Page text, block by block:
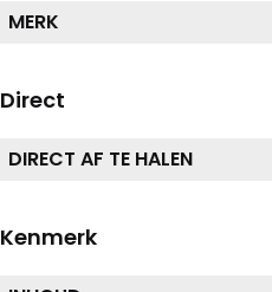
MERK
Direct
DIRECT AF TE HALEN
Kenmerk